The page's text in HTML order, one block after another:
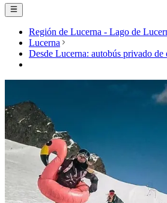
Región de Lucerna - Lago de
Lucerna
Desde Lucerna: autobús privado